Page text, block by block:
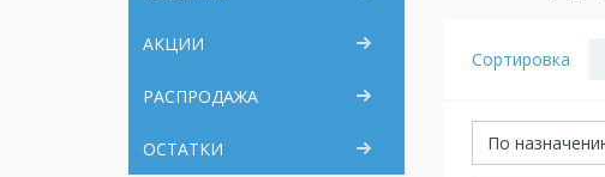
АКЦИИ
РАСПРОДАЖА
ОСТАТКИ
Сортировка
По